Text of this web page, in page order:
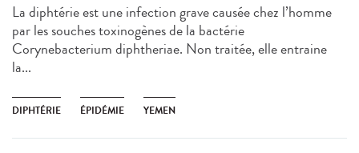
La diphtérie est une infection grave causée chez l’homme
par les souches toxinogènes de la bactérie
Corynebacterium diphtheriae. Non traitée, elle entraine
la...
DIPHTÉRIE ÉPIDÉMIE YEMEN